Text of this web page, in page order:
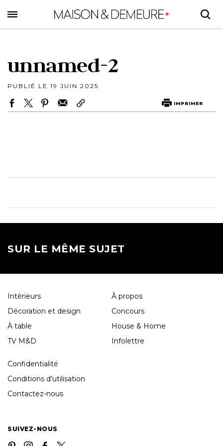
to
main
unnamed-2
PUBLIÉ LE 19 JUIN 2025
IMPRIMER
SUR LE MÊME SUJET
Intérieurs
Décoration et design
À table
TV M&D
À propos
Concours
House & Home
Infolettre
Confidentialité
Conditions d’utilisation
Contactez-nous
SUIVEZ-NOUS